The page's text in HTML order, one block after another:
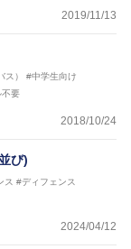
ートコーチ
トコーチ
2019/11/13
）
#中学生向け
不要
2018/10/24
び)
ス #ディフェンス
2024/04/12